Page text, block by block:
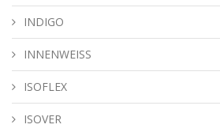
INDIGO
INNENWEISS
ISOFLEX
ISOVER